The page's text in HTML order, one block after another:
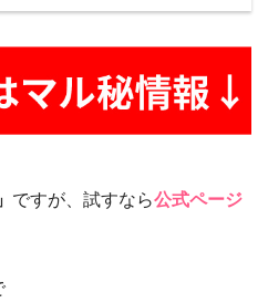
」 ですが、試すなら公式ページ